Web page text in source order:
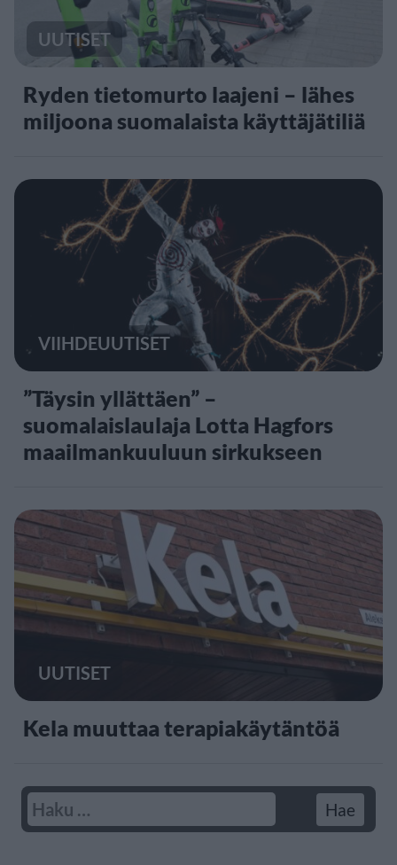
UUTISET
Ryden tietomurto laajeni – lähes
miljoona suomalaista käyttäjätiliä
VIIHDEUUTISET
”Täysin yllättäen” –
suomalaislaulaja Lotta Hagfors
maailmankuuluun sirkukseen
UUTISET
Kela muuttaa terapiakäytäntöä